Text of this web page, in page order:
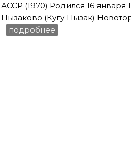
АССР (1970) Родился 16 января
Пызаково (Кугу Пызак)
подробнее